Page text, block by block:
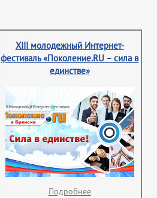
XIII молодежный Интернет-
фестиваль «Поколение.RU – сила в
единстве»
Подробнее